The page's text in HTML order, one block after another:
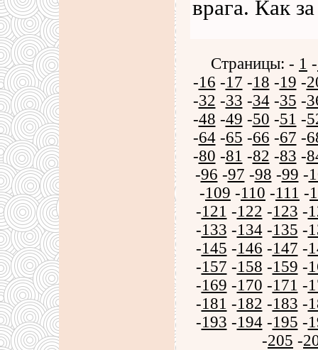
врага. Как
Страницы: - 1 -
-16 -17 -18 -19 -
-32 -33 -34-35 -
-48 -49 -50 -51 -
-64-65 -66 -67 -
-80 -81 -82 -83 -
-96 -97 -98 -99 -
-109 -110 -111 -
-121 -122 -123 -
-133 -134-135 -
-145 -146 -147 -
-157 -158 -159 -
-169 -170 -171 -
-181 -182 -183 -
-193 -194-195 -
-205 -